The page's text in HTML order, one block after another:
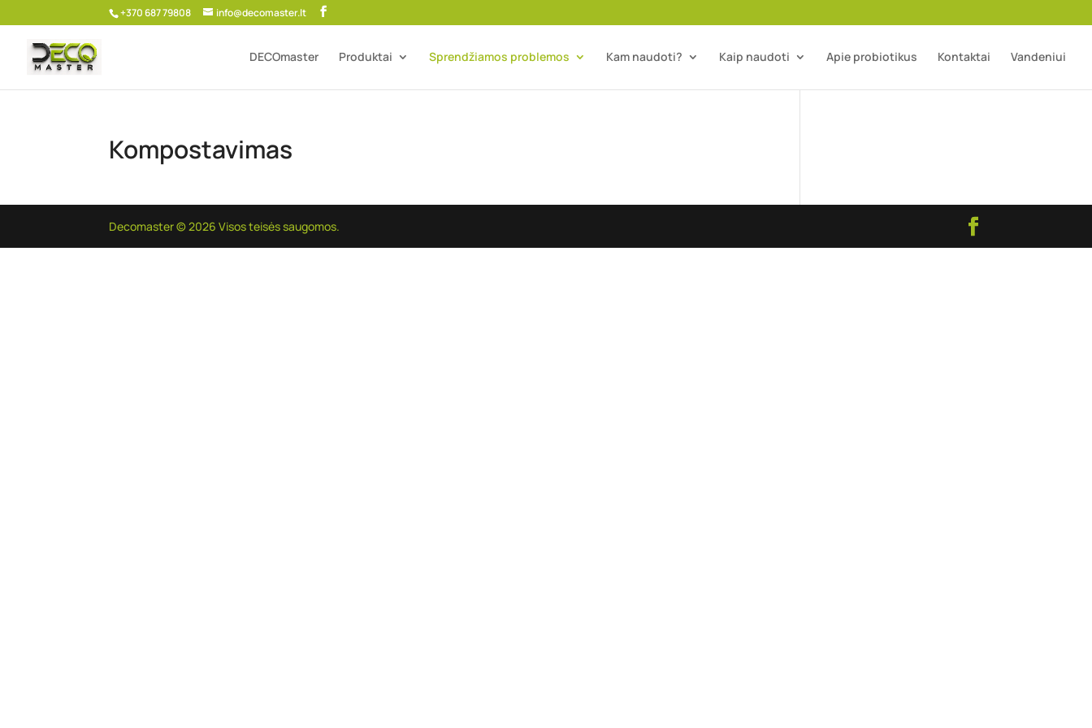
+370 687 79808 info@decomaster.lt
DECOmaster Produktai Sprendžiamos problemos Kam naudoti? Kaip naudoti Apie probiotikus Kontaktai Vandeniui
Kompostavimas
Decomaster © 2026 Visos teisės saugomos.